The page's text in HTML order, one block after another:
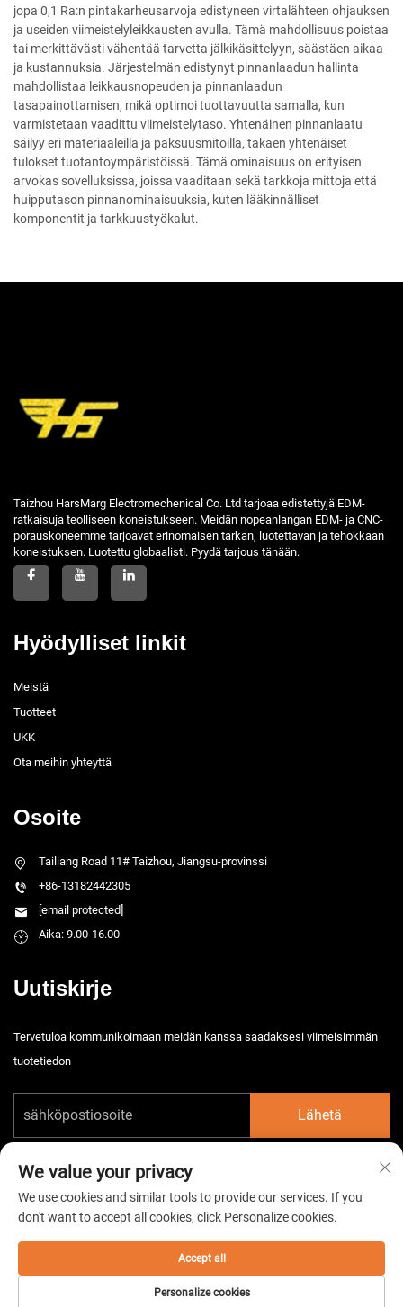
jopa 0,1 Ra:n pintakarheusarvoja edistyneen virtalähteen ohjauksen
ja useiden viimeistelyleikkausten avulla. Tämä mahdollisuus poistaa
tai merkittävästi vähentää tarvetta jälkikäsittelyyn, säästäen aikaa
ja kustannuksia. Järjestelmän edistynyt pinnanlaadun hallinta
mahdollistaa leikkausnopeuden ja pinnanlaadun
tasapainottamisen, mikä optimoi tuottavuutta samalla, kun
varmistetaan vaadittu viimeistelytaso. Yhtenäinen pinnanlaatu
säilyy eri materiaaleilla ja paksuusmitoilla, takaen yhtenäiset
tulokset tuotantoympäristöissä. Tämä ominaisuus on erityisen
arvokas sovelluksissa, joissa vaaditaan sekä tarkkoja mittoja että
huipputason pinnanominaisuuksia, kuten lääkinnälliset
komponentit ja tarkkuustyökalut.
Taizhou HarsMarg Electromechenical Co. Ltd tarjoaa edistettyjä EDM-
ratkaisuja teolliseen koneistukseen. Meidän nopeanlangan EDM- ja CNC-
porauskoneemme tarjoavat erinomaisen tarkan, luotettavan ja tehokkaan
koneistuksen. Luotettu globaalisti. Pyydä tarjous tänään.
Hyödylliset linkit
Meistä
Tuotteet
UKK
Ota meihin yhteyttä
Osoite
Tailiang Road 11# Taizhou, Jiangsu-provinssi
+86-13182442305
[email protected]
Aika: 9.00-16.00
Uutiskirje
Tervetuloa kommunikoimaan meidän kanssa saadaksesi viimeisimmän
tuotetiedon
Lähetä
Kaikki oikeudet pidätetään. -
We value your privacy
We use cookies and similar tools to provide our services. If you
don't want to accept all cookies, click Personalize cookies.
Personalize cookies
Accept all